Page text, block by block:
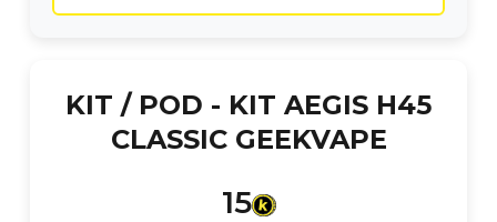
KIT / POD - KIT AEGIS H45
CLASSIC GEEKVAPE
15